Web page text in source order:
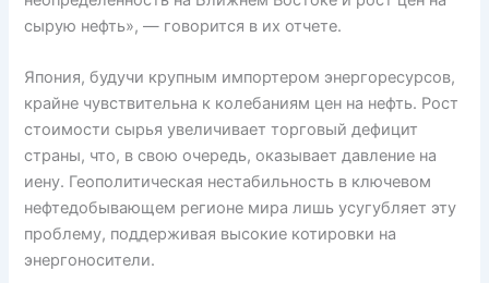
сырую нефть», — говорится в их отчете.
Япония, будучи крупным импортером энергоресурсов,
крайне чувствительна к колебаниям цен на нефть. Рост
стоимости сырья увеличивает торговый дефицит
страны, что, в свою очередь, оказывает давление на
иену. Геополитическая нестабильность в ключевом
нефтедобывающем регионе мира лишь усугубляет эту
проблему, поддерживая высокие котировки на
энергоносители.